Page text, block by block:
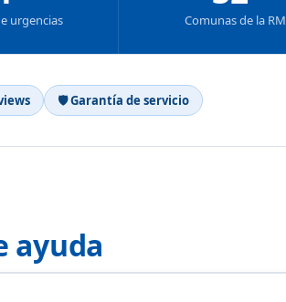
urgencias Comunas de la RM
🛡 Garantía de servicio
ayuda